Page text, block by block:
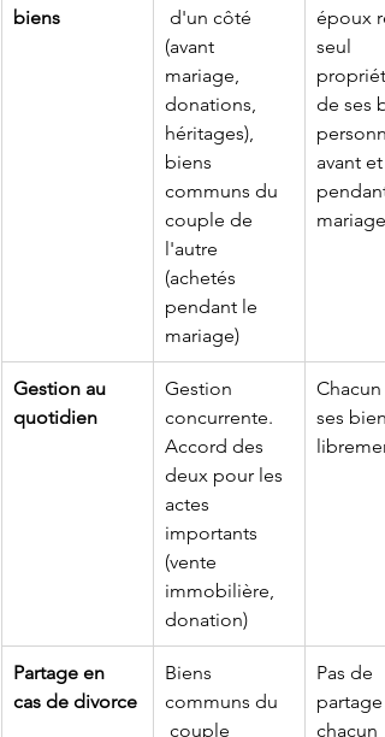
biens
d'un côté
(avant
mariage,
donations,
héritages),
biens
communs du
couple de
l'autre
(achetés
pendant le
mariage)
époux
seul
de ses
avant et
mariage
Gestion au
quotidien
Gestion
concurrente.
Accord des
deux pour les
actes
importants
(vente
immobilière,
donation)
Chacun
ses
Partage en
cas de divorce
Biens
communs du
couple
Pas de
partage :
chacun